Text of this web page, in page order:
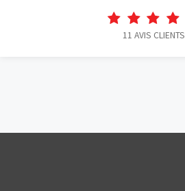
11 AVIS CLIENTS